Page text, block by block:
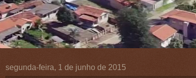
segunda-feira, 1 de junho de 2015